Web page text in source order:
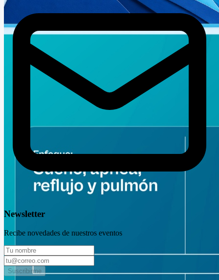
Newsletter
Recibe novedades de nuestros eventos
Suscribirme